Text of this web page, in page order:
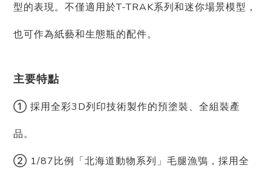
型的表現。不僅適用於T-TRAK系列和迷你場景模型，
也可作為紙藝和生態瓶的配件。
主要特點
① 採用全彩3D列印技術製作的預塗裝、全組裝產
品。
② 1/87比例「北海道動物系列」毛腿漁鴞，採用全